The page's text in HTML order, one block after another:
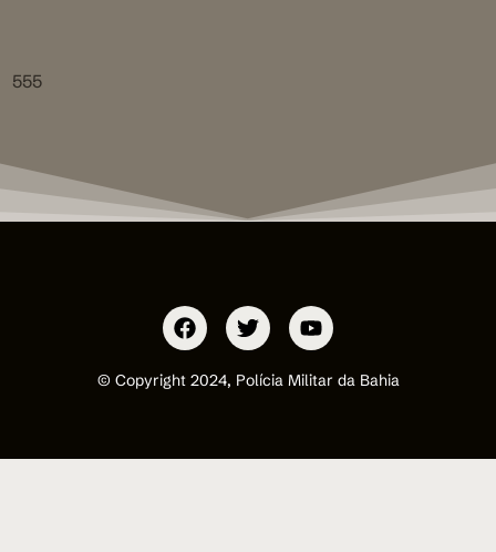
555
© Copyright 2024, Polícia Militar da Bahia